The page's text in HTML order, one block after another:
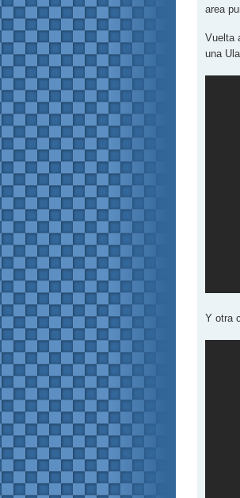
area
Vuelta
una
Y otra